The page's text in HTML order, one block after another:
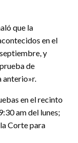
que la
en el
y
de
anterio»r.
en el recinto
am del lunes;
Corte para